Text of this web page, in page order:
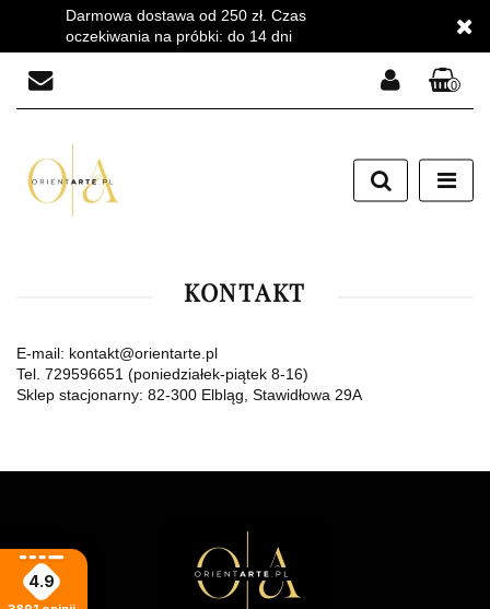
4.9
Darmowa dostawa od 250 zł. Czas
oczekiwania na próbki: do 14 dni
Zarejestruj się
Dodaj zgłoszenie
0
KONTAKT
E-mail: kontakt@orientarte.pl
Tel. 729596651 (poniedziałek-piątek 8-16)
Sklep stacjonarny: 82-300 Elbląg, Stawidłowa 29A